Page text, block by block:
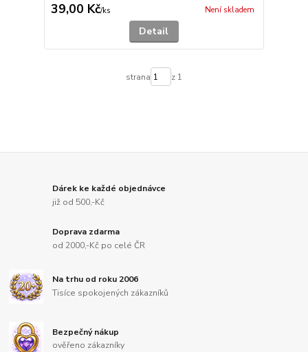
39,00 Kč/ks Není skladem
Detail
strana z 1
Dárek ke každé objednávce
již od 500,-Kč
Doprava zdarma
od 2000,-Kč po celé ČR
Na trhu od roku 2006
Tisíce spokojených zákazníků
Bezpečný nákup
ověřeno zákazníky